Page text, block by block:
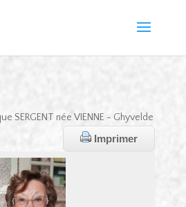
SERGENT née VIENNE - Ghyvelde
Imprimer